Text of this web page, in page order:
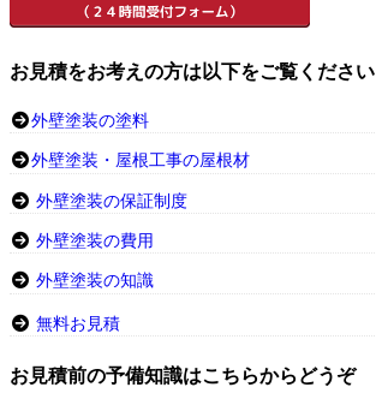
お見積をお考えの方は以下をご覧ください
外壁塗装の塗料
外壁塗装・屋根工事の屋根材
外壁塗装の保証制度
外壁塗装の費用
外壁塗装の知識
無料お見積
お見積前の予備知識はこちらからどうぞ